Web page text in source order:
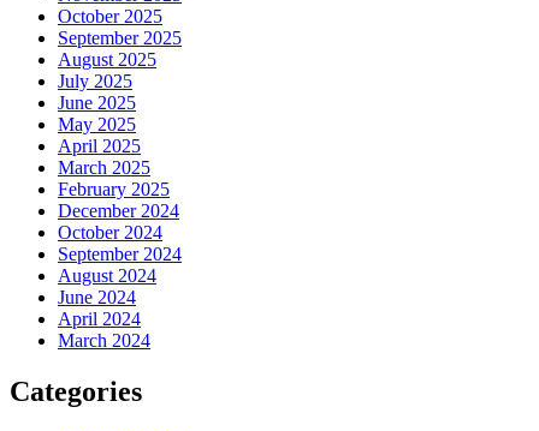
October 2025
September 2025
August 2025
July 2025
June 2025
May 2025
April 2025
March 2025
February 2025
December 2024
October 2024
September 2024
August 2024
June 2024
April 2024
March 2024
Categories